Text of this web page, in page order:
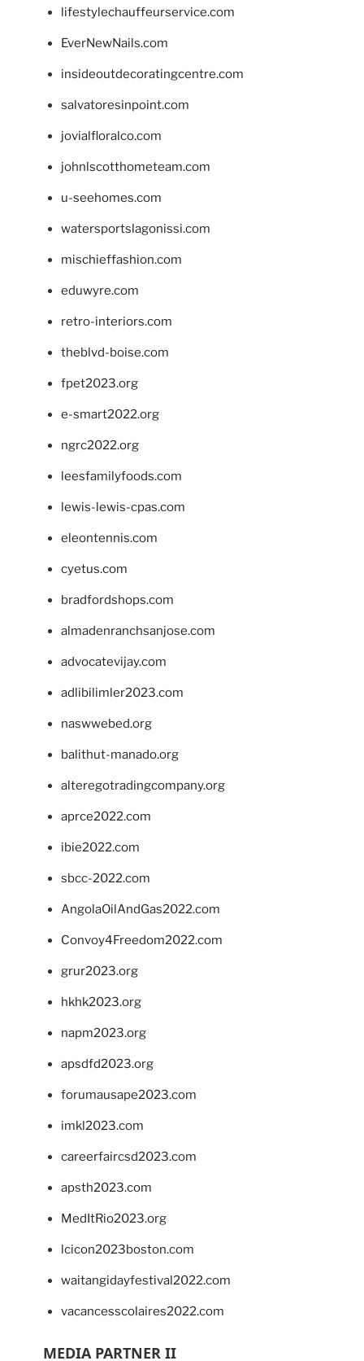
lifestylechauffeurservice.com
EverNewNails.com
insideoutdecoratingcentre.com
salvatoresinpoint.com
jovialfloralco.com
johnlscotthometeam.com
u-seehomes.com
watersportslagonissi.com
mischieffashion.com
eduwyre.com
retro-interiors.com
theblvd-boise.com
fpet2023.org
e-smart2022.org
ngrc2022.org
leesfamilyfoods.com
lewis-lewis-cpas.com
eleontennis.com
cyetus.com
bradfordshops.com
almadenranchsanjose.com
advocatevijay.com
adlibilimler2023.com
naswwebed.org
balithut-manado.org
alteregotradingcompany.org
aprce2022.com
ibie2022.com
sbcc-2022.com
AngolaOilAndGas2022.com
Convoy4Freedom2022.com
grur2023.org
hkhk2023.org
napm2023.org
apsdfd2023.org
forumausape2023.com
imkl2023.com
careerfaircsd2023.com
apsth2023.com
MedItRio2023.org
lcicon2023boston.com
waitangidayfestival2022.com
vacancesscolaires2022.com
MEDIA PARTNER II